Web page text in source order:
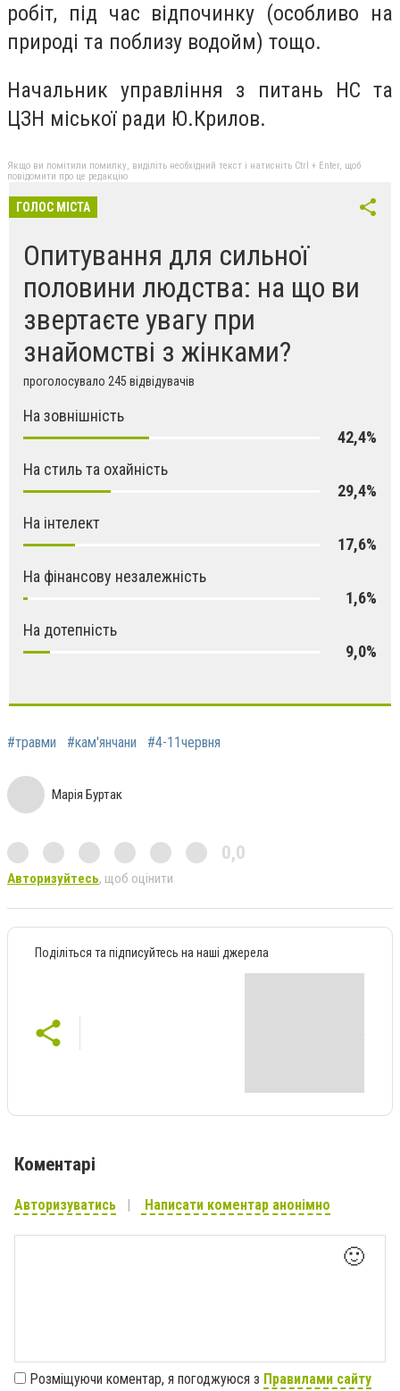
робіт, під час відпочинку (особливо на
природі та поблизу водойм) тощо.
Начальник управління з питань НС та
ЦЗН міської ради Ю.Крилов.
Якщо ви помітили помилку, виділіть необхідний текст і натисніть Ctrl + Enter, щоб
повідомити про це редакцію
ГОЛОС МІСТА
Опитування для сильної
половини людства: на що ви
звертаєте увагу при
знайомстві з жінками?
проголосувало 245 відвідувачів
На зовнішність
42,4%
На стиль та охайність
29,4%
На інтелект
17,6%
На фінансову незалежність
1,6%
На дотепність
9,0%
#травми #кам'янчани #4-11червня
Марія Буртак
0,0
Авторизуйтесь, щоб оцінити
Поділіться та підписуйтесь на наші джерела
Коментарі
Авторизуватись Написати коментар анонімно
🙂
Розміщуючи коментар, я погоджуюся з Правилами сайту